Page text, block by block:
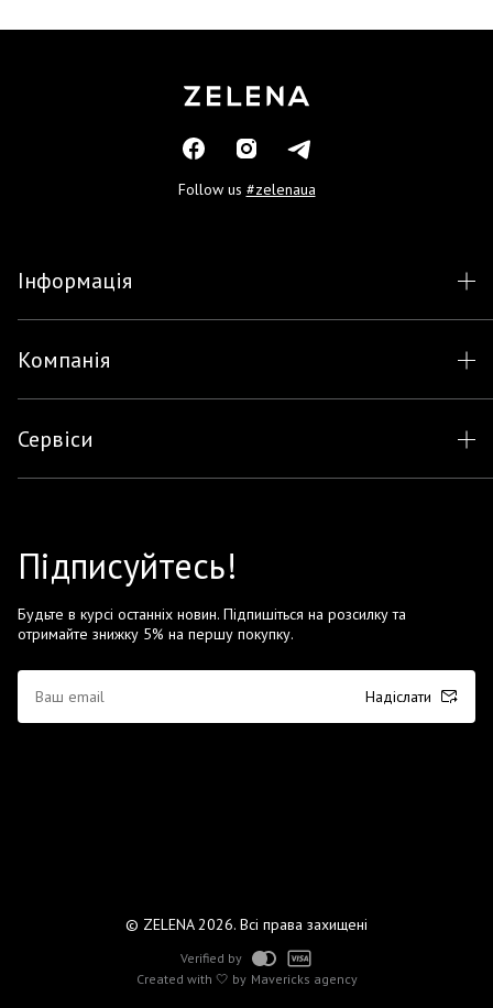
Follow us #zelenaua
Інформація
Компанія
Сервіси
Підписуйтесь!
Будьте в курсі останніх новин. Підпишіться на розсилку та
отримайте знижку 5% на першу покупку.
Надіслати
© ZELENA 2026. Всі права захищені
Created with 🤍 by Mavericks agency
Verified by